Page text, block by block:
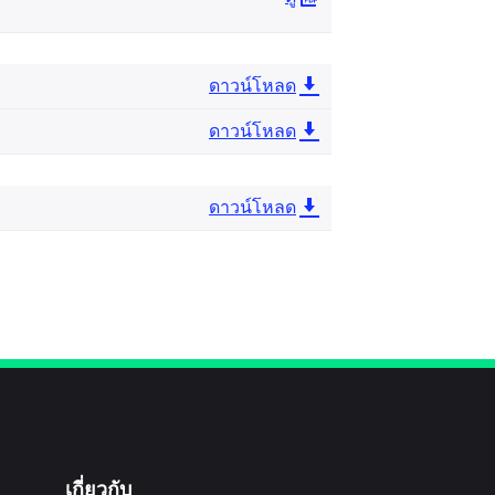
ดาวน์โหลด
ดาวน์โหลด
ดาวน์โหลด
เกี่ยวกับ